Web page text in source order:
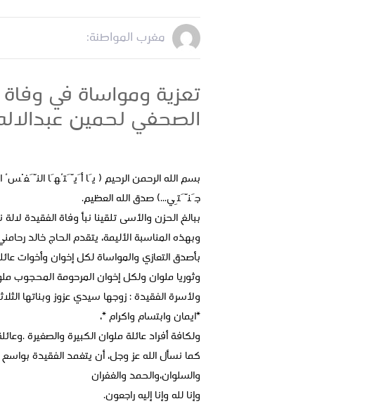
مغرب المواطنة:
تعزية ومواساة في
الصحفي لحمين
بسم الله الرحمن الرحيم ( يَا
جَنَّتِي...) صدق الله العظيم.
ببالغ الحزن والأسى تلقينا نبأ وفاة الفقيدة
وبهذه المناسبة الأليمة، يتقدم الحاج خالد
بأصدق التعازي والمواساة لكل إخوان وأخوات
وثوريا ملوان ولكل إخوان المرحومة المحجوب
ولأسرة الفقيدة : زوجها سيدي عزوز وبناتها
*ايمان وابتسام واكرام *،
ولكافة أفراد عائلة ملوان الكبيرة والصغيرة
كما نسأل الله عز وجل، أن يتغمد الفقيدة
والسلوان،والحمد والغفران
وإنا لله وإنا إليه راجعون.